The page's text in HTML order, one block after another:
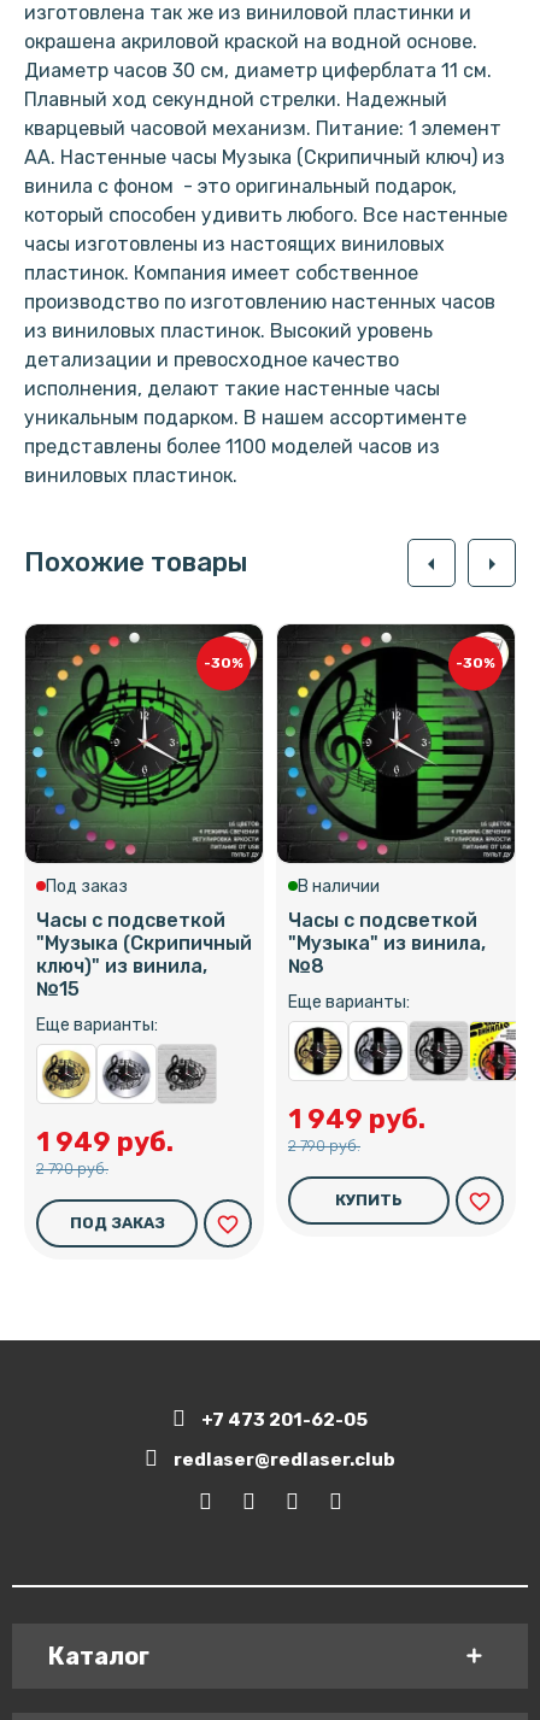
изготовлена так же из виниловой пластинки и
окрашена акриловой краской на водной основе.
Диаметр часов 30 см, диаметр циферблата 11 см.
Плавный ход секундной стрелки. Надежный
кварцевый часовой механизм. Питание: 1 элемент
АА. Настенные часы Музыка (Скрипичный ключ) из
винила с фоном - это оригинальный подарок,
который способен удивить любого. Все настенные
часы изготовлены из настоящих виниловых
пластинок. Компания имеет собственное
производство по изготовлению настенных часов
из виниловых пластинок. Высокий уровень
детализации и превосходное качество
исполнения, делают такие настенные часы
уникальным подарком. В нашем ассортименте
представлены более 1100 моделей часов из
виниловых пластинок.
Похожие товары arrow_left arrow_right
-30%
Под заказ
Часы с подсветкой
"Музыка (Скрипичный
ключ)" из винила,
№15
Еще варианты:
1 949 руб.
2 790 руб.
ПОД ЗАКАЗ favorite_border
-30%
В наличии
Часы с подсветкой
"Музыка" из винила,
№8
Еще варианты:
1 949 руб.
2 790 руб.
КУПИТЬ favorite_border
+7 473 201-62-05
redlaser@redlaser.club
Каталог